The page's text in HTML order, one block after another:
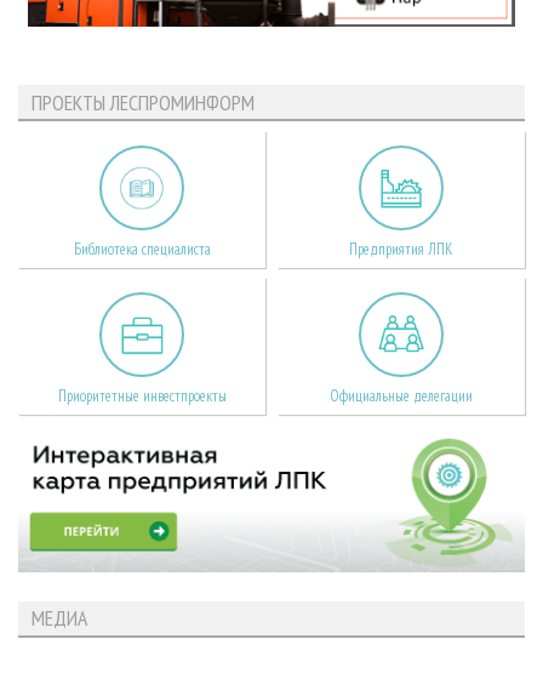
ПРОЕКТЫ ЛЕСПРОМИНФОРМ
Библиотека специалиста Предприятия ЛПК
Приоритетные инвестпроекты Официальные делегации
МЕДИА